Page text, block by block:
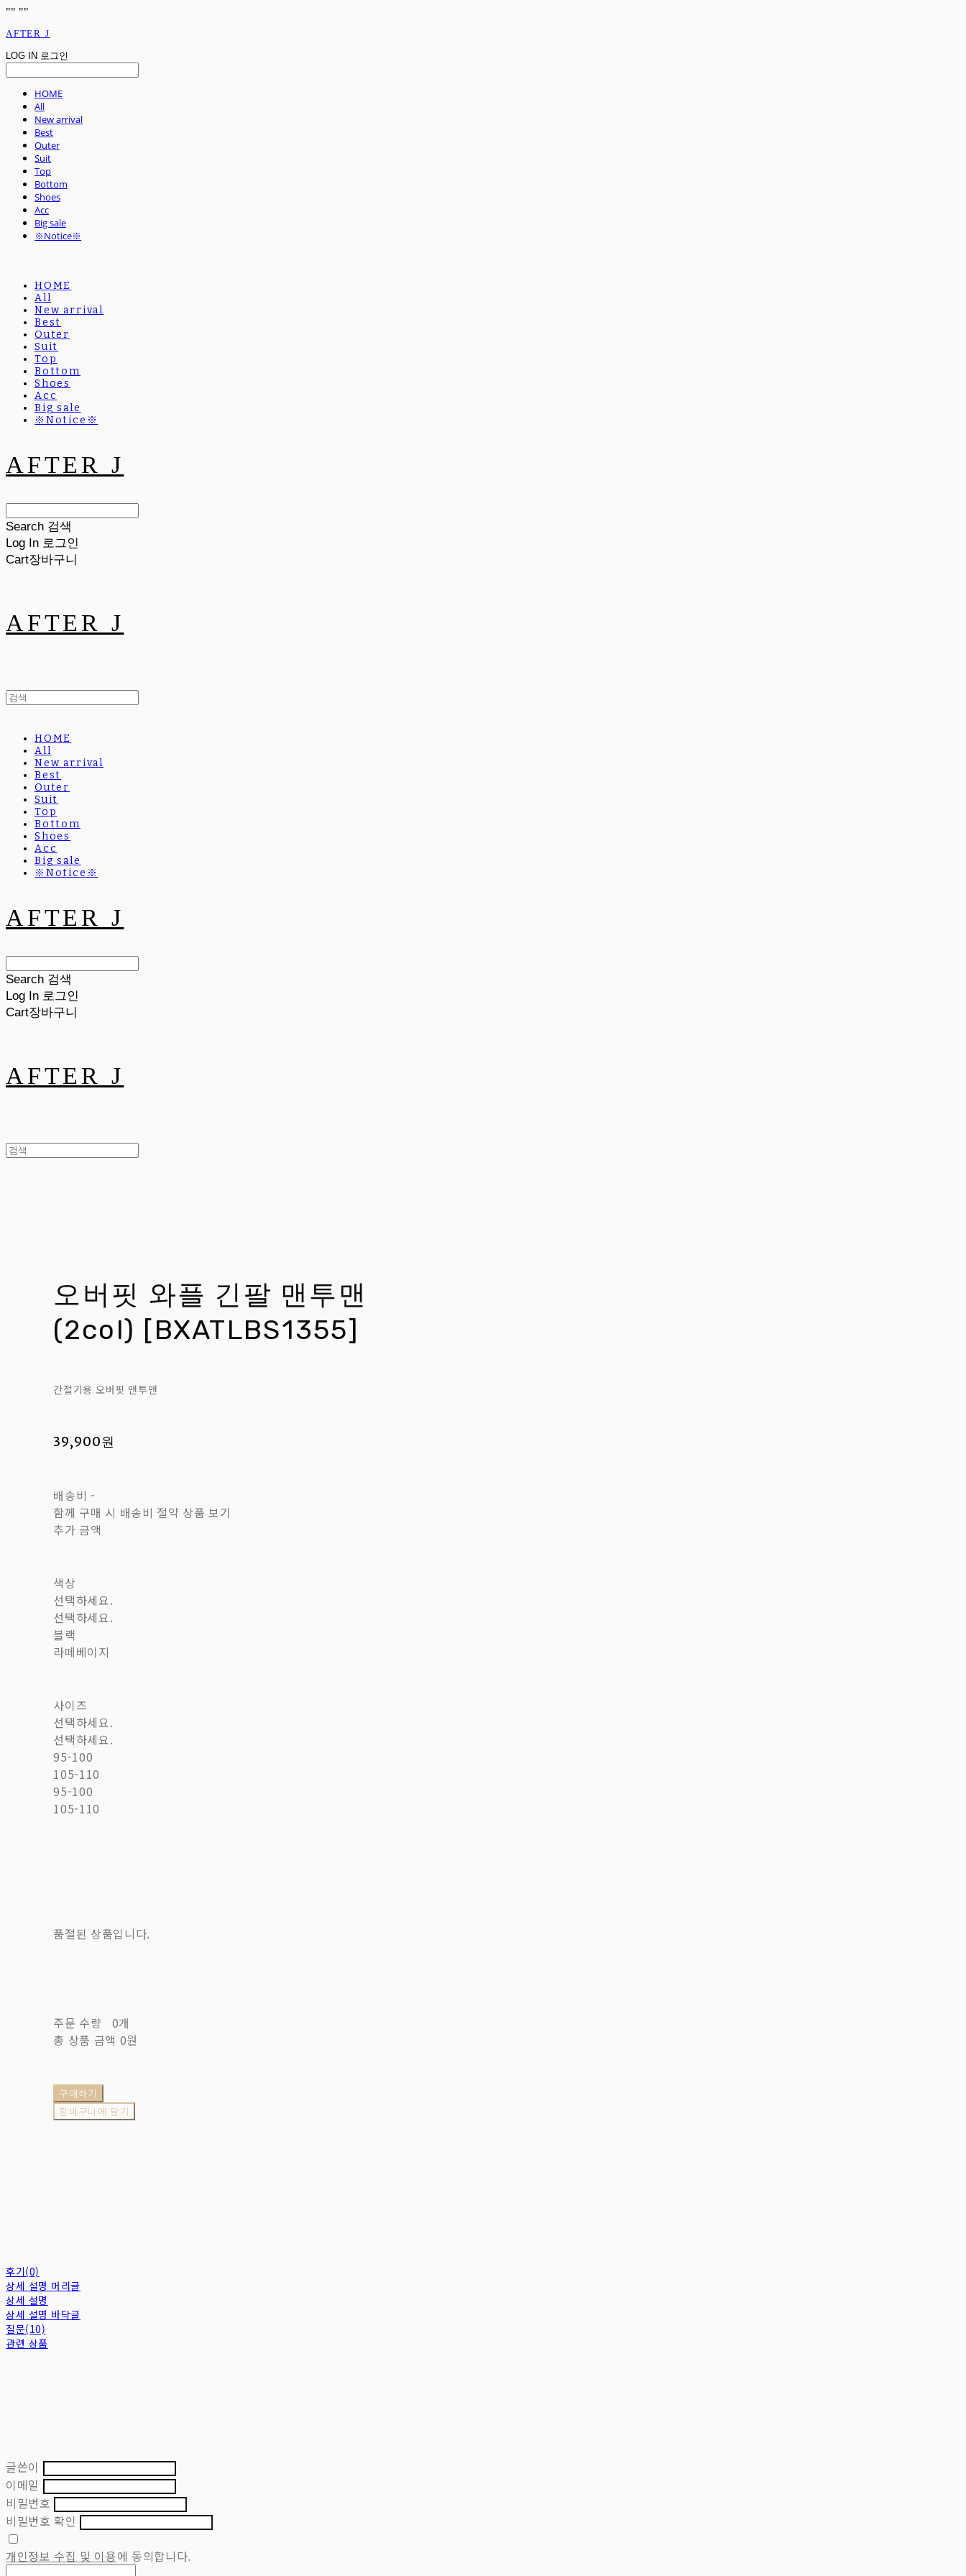
"" ""
AFTER J
LOG IN 로그인
HOME
All
New arrival
Best
Outer
Suit
Top
Bottom
Shoes
Acc
Big sale
※Notice※
HOME
All
New arrival
Best
Outer
Suit
Top
Bottom
Shoes
Acc
Big sale
※Notice※
AFTER J
Search 검색
Log In 로그인
Cart장바구니
AFTER J
HOME
All
New arrival
Best
Outer
Suit
Top
Bottom
Shoes
Acc
Big sale
※Notice※
AFTER J
Search 검색
Log In 로그인
Cart장바구니
AFTER J
오버핏 와플 긴팔 맨투맨
(2col) [BXATLBS1355]
간절기용 오버핏 맨투맨
39,900원
배송비 -
함께 구매 시 배송비 절약 상품 보기
추가 금액
색상
선택하세요.
선택하세요.
블랙
라떼베이지
사이즈
선택하세요.
선택하세요.
95-100
105-110
95-100
105-110
품절된 상품입니다.
주문 수량
0개
총 상품 금액 0원
구매하기
장바구니에 담기
후기(0)
상세 설명 머리글
상세 설명
상세 설명 바닥글
질문(10)
관련 상품
글쓴이
이메일
비밀번호
비밀번호 확인
개인정보 수집 및 이용에 동의합니다.